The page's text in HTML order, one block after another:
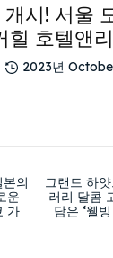
시! 서울
힐 호텔앤
2023년
의
운
가
그랜드 하
러리 달콤
담은 ‘웰